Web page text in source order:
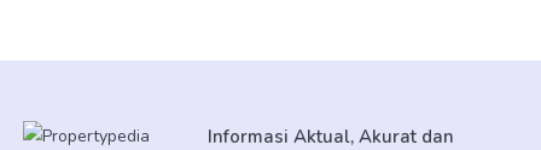
Informasi Aktual, Akurat dan